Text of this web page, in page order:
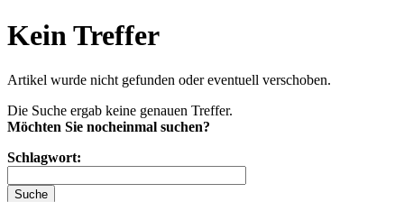
Kein Treffer
Artikel wurde nicht gefunden oder eventuell verschoben.
Die Suche ergab keine genauen Treffer.
Möchten Sie nocheinmal suchen?
Schlagwort: